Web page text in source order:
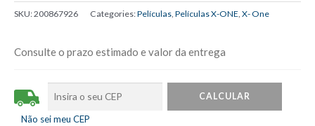
Armor
Pro
SKU:200867926 Categories:Películas Películas X-ONE X- One
Consulte o prazo estimado e valor da entrega
Não sei meu CEP